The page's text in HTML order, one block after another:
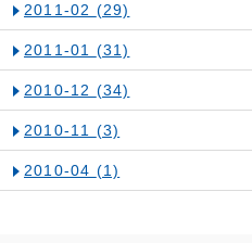
2011-02 (29)
2011-01 (31)
2010-12 (34)
2010-11 (3)
2010-04 (1)